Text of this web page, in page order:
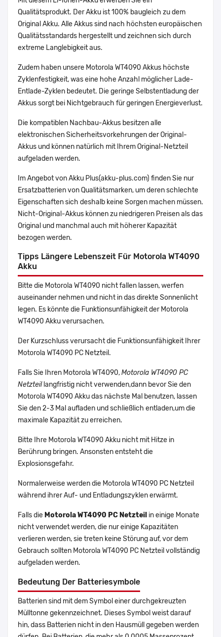
Qualitätsprodukt. Der Akku ist 100% baugleich zu dem
Original Akku. Alle Akkus sind nach höchsten europäischen
Qualitätsstandards hergestellt und zeichnen sich durch
extreme Langlebigkeit aus.
Zudem haben unsere Motorola WT4090 Akkus höchste
Zyklenfestigkeit, was eine hohe Anzahl möglicher Lade-
Entlade-Zyklen bedeutet. Die geringe Selbstentladung der
Akkus sorgt bei Nichtgebrauch für geringen Energieverlust.
Die kompatiblen Nachbau-Akkus besitzen alle
elektronischen Sicherheitsvorkehrungen der Original-
Akkus und können natürlich mit Ihrem Original-Netzteil
aufgeladen werden.
Im Angebot von Akku Plus(akku-plus.com) finden Sie nur
Ersatzbatterien von Qualitätsmarken, um deren schlechte
Eigenschaften sich deshalb keine Sorgen machen müssen.
Nicht-Original-Akkus können zu niedrigeren Preisen als das
Original und manchmal auch mit höherer Kapazität
bezogen werden.
Tipps Längere Lebenszeit Für Motorola WT4090
Akku
Bitte die Motorola WT4090 nicht fallen lassen, werfen
auseinander nehmen und nicht in das direkte Sonnenlicht
legen. Es könnte die Funktionsunfähigkeit der Motorola
WT4090 Akku verursachen.
Der Kurzschluss verursacht die Funktionsunfähigkeit Ihrer
Motorola WT4090 PC Netzteil.
Falls Sie Ihren Motorola WT4090,Motorola WT4090 PC
Netzteillangfristig nicht verwenden,dann bevor Sie den
Motorola WT4090 Akku das nächste Mal benutzen, lassen
Sie den 2-3 Mal aufladen und schließlich entladen,um die
maximale Kapazität zu erreichen.
Bitte Ihre Motorola WT4090 Akku nicht mit Hitze in
Berührung bringen. Ansonsten entsteht die
Explosionsgefahr.
Normalerweise werden die Motorola WT4090 PC Netzteil
während ihrer Auf- und Entladungszyklen erwärmt.
Falls die Motorola WT4090 PC Netzteil in einige Monate
nicht verwendet werden, die nur einige Kapazitäten
verlieren werden, sie treten keine Störung auf, vor dem
Gebrauch sollten Motorola WT4090 PC Netzteil vollständig
aufgeladen werden.
Bedeutung Der Batteriesymbole
Batterien sind mit dem Symbol einer durchgekreuzten
Mülltonne gekennzeichnet. Dieses Symbol weist darauf
hin, dass Batterien nicht in den Hausmüll gegeben werden